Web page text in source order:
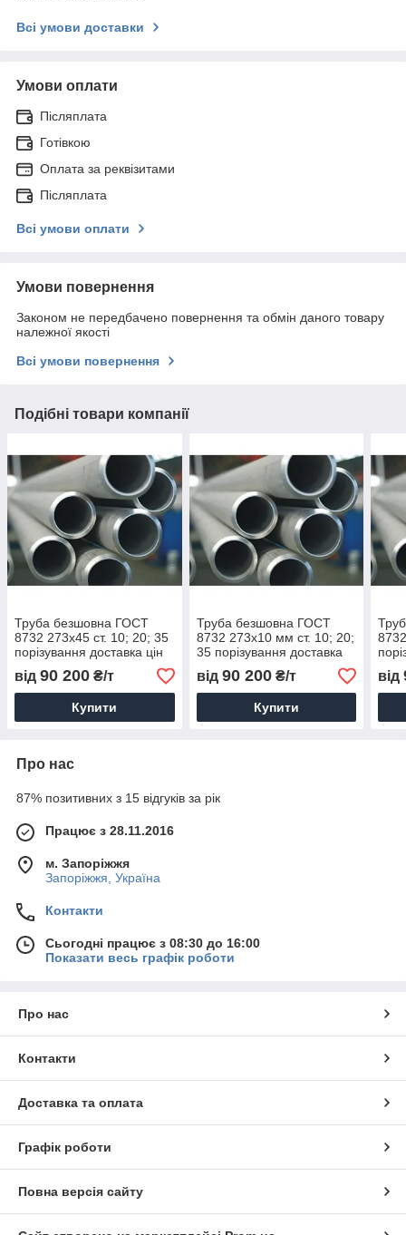
Всі умови доставки
Умови оплати
Післяплата
Готівкою
Оплата за реквізитами
Післяплата
Всі умови оплати
Умови повернення
Законом не передбачено повернення та обмін даного товару
належної якості
Всі умови повернення
Подібні товари компанії
Труба безшовна ГОСТ
8732 273х45 ст. 10; 20; 35
порізування доставка цін
від 90 200 ₴/т
Купити
Труба безшовна ГОСТ
8732 273х10 мм ст. 10; 20;
35 порізування доставка
цін
від 90 200₴/т
Купити
від
Про нас
87% позитивних з 15 відгуків за рік
Працює з 28.11.2016
м. Запоріжжя
Запоріжжя, Україна
Контакти
Сьогодні працює з 08:30 до 16:00
Показати весь графік роботи
Про нас
Контакти
Доставка та оплата
Графік роботи
Повна версія сайту